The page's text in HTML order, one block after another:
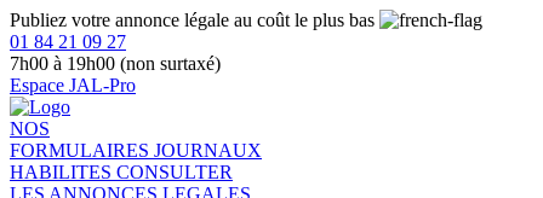
Publiez votre annonce légale au coût le plus bas
01 84 21 09 27
7h00 à 19h00 (non surtaxé)
Espace JAL-Pro
NOS
FORMULAIRES JOURNAUX
HABILITES CONSULTER
LES ANNONCES LEGALES